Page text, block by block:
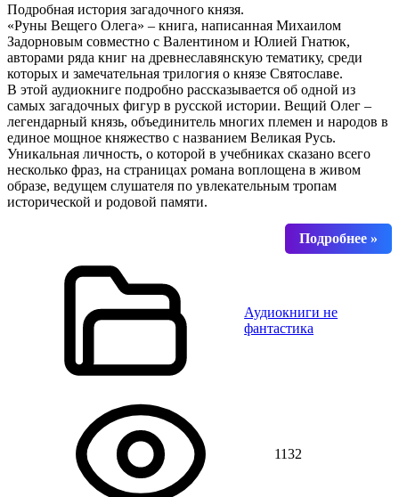
Подробная история загадочного князя.
«Руны Вещего Олега» – книга, написанная Михаилом
Задорновым совместно с Валентином и Юлией Гнатюк,
авторами ряда книг на древнеславянскую тематику, среди
которых и замечательная трилогия о князе Святославе.
В этой аудиокниге подробно рассказывается об одной из
самых загадочных фигур в русской истории. Вещий Олег –
легендарный князь, объединитель многих племен и народов в
единое мощное княжество с названием Великая Русь.
Уникальная личность, о которой в учебниках сказано всего
несколько фраз, на страницах романа воплощена в живом
образе, ведущем слушателя по увлекательным тропам
исторической и родовой памяти.
Аудиокниги не
фантастика
1132